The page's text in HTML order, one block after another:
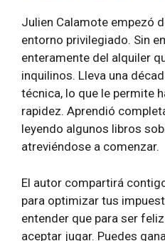
Julien Calamote empezó
entorno privilegiado. Sin
enteramente del alquiler
inquilinos. Lleva una
técnica, lo que le permite
rapidez. Aprendió
leyendo algunos libros
atreviéndose a comenzar.
El autor compartirá
para optimizar tus
entender que para ser
aceptar jugar. Puedes